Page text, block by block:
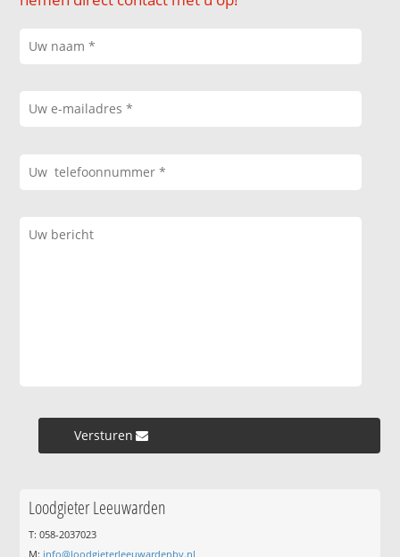
Versturen »
Loodgieter Leeuwarden
T: 058-2037023
M: info@loodgieterleeuwardenbv.nl